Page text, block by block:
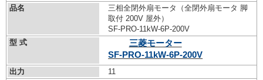
品名
三相全閉外扇モータ（全閉外扇モータ 脚
取付 200V 屋外）
SF-PRO-11kW-6P-200V
型 式
三菱モーター
SF-PRO-11kW-6P-200V
出力
11